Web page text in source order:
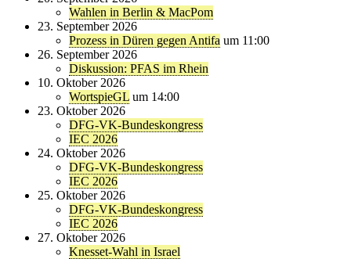
Wahlen in Berlin & MacPom
23. September 2026
Prozess in Düren gegen Antifa um 11:00
26. September 2026
Diskussion: PFAS im Rhein
10. Oktober 2026
WortspieGL um 14:00
23. Oktober 2026
DFG-VK-Bundeskongress
IEC 2026
24. Oktober 2026
DFG-VK-Bundeskongress
IEC 2026
25. Oktober 2026
DFG-VK-Bundeskongress
IEC 2026
27. Oktober 2026
Knesset-Wahl in Israel